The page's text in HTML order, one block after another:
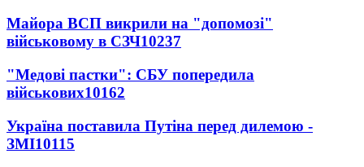
Майора ВСП викрили на "допомозі"
військовому в СЗЧ10237
"Медові пастки": СБУ попередила
військових10162
Україна поставила Путіна перед дилемою -
ЗМІ10115